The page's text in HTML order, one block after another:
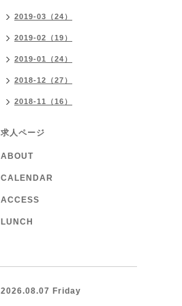
2019-03（24）
2019-02（19）
2019-01（24）
2018-12（27）
2018-11（16）
求人ページ
ABOUT
CALENDAR
ACCESS
LUNCH
2026.08.07 Friday